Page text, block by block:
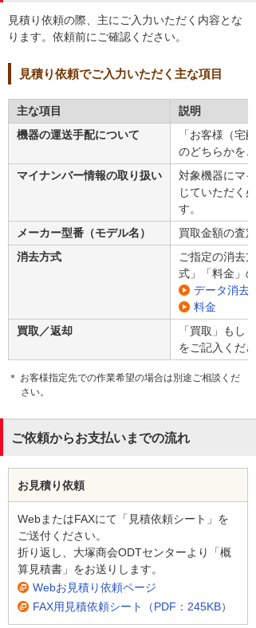
見積り依頼の際、主にご入力いただく内容とな
ります。依頼前にご確認ください。
見積り依頼でご入力いただく主な項目
主な項目
説明
機器の運送手配について
「お客様（宅
のどちらかを
マイナンバー情報の取り扱い
対象機器にマ
じていただく
す。
メーカー型番（モデル名）
買取金額の査
消去方式
ご指定の消去
式」「料金」
データ消去
料金
買取／返却
「買取」もし
をご記入くださ
＊ お客様指定先での作業希望の場合は別途ご相談くだ
さい。
ご依頼からお支払いまでの流れ
お見積り依頼
WebまたはFAXにて「見積依頼シート」を
ご送付ください。
折り返し、大塚商会ODTセンターより「概
算見積書」をお送りします。
Webお見積り依頼ページ
FAX用見積依頼シート（PDF：245KB）